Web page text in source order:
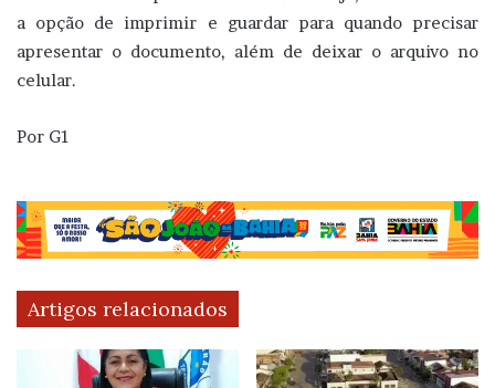
a opção de imprimir e guardar para quando precisar
apresentar o documento, além de deixar o arquivo no
celular.
Por G1
Artigos relacionados